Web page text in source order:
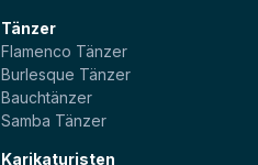
Tänzer
Flamenco Tänzer
Burlesque Tänzer
Bauchtänzer
Samba Tänzer
Karikaturisten